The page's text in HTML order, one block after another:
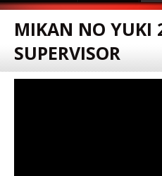
MIKAN NO YUKI
SUPERVISOR